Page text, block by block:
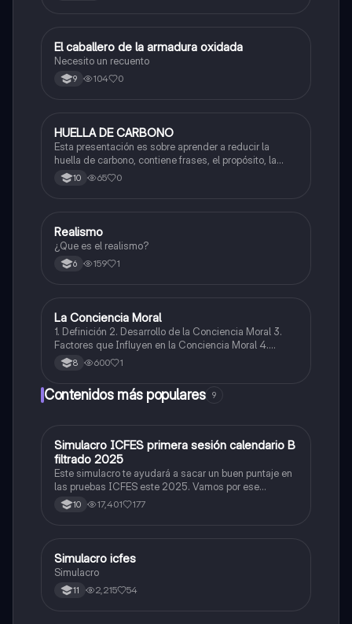
Ética y Valores
El caballero de la armadura oxidada
Necesito un recuento
9 104 0
Biologia
HUELLA DE CARBONO
Esta presentación es sobre aprender a reducir la
huella de carbono, contiene frases, el propósito, la
explicación, acciones a tomar y fuentes de inspiración
10 65 0
Sociales/Historia
Realismo
¿Que es el realismo?
6 159 1
Ética y Valores
La Conciencia Moral
1. Definición 2. Desarrollo de la Conciencia Moral 3.
Factores que Influyen en la Conciencia Moral 4.
Desafíos Éticos Contemporáneos 5. Importancia de la
Conciencia Moral 6. Ética Aplicada 7. Reflexión
8 600 1
Contenidos más populares 9
ICFES: Matemáticas
Simulacro ICFES primera sesión calendario B
filtrado 2025
Este simulacro te ayudará a sacar un buen puntaje en
las pruebas ICFES este 2025. Vamos por ese
500/500. Y poder ser admitido en la universidad que
quieras, estudiar la carrera que quieres y no la que te
10 17,401 177
ICFES: Lectura Crítica
Simulacro icfes
Simulacro
11 2,215 54